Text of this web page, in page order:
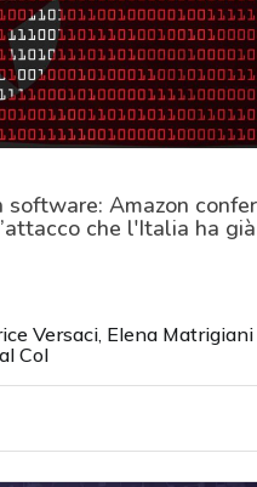
software: Amazon
che l'Italia ha già
Versaci, Elena Matrigiani
Col